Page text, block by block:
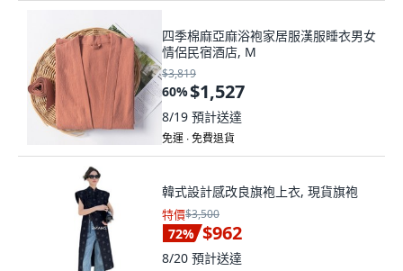
四季棉麻亞麻浴袍家居服漢服睡衣男女
情侶民宿酒店, M
$3,819
60%$1,527
8/19 預計送達
免運 ∙ 免費退貨
韓式設計感改良旗袍上衣, 現貨旗袍
特價$3,500
72% $962
8/20 預計送達